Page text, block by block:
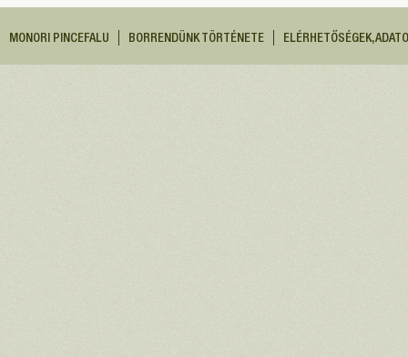
MONORI PINCEFALU BORRENDÜNK TÖRTÉNETE ELÉRHETŐSÉGEK,